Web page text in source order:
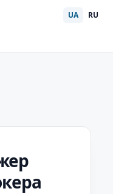
UA RU